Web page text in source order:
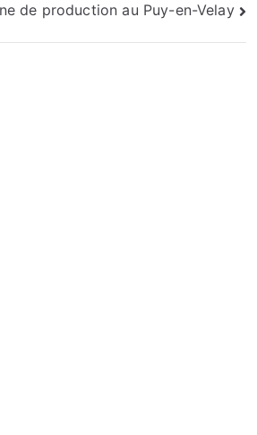
de production au Puy-en-Velay